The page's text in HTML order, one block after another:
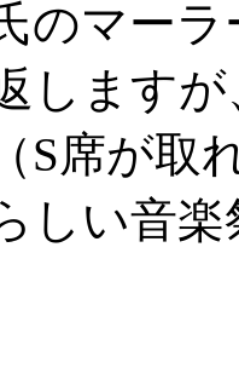
のマー
します
S席が取
しい音